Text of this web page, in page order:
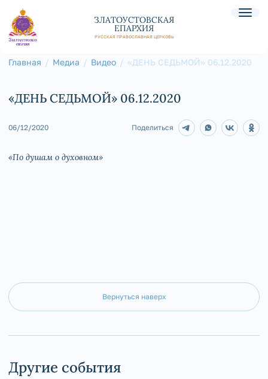
ЗЛАТОУСТОВСКАЯ
ЕПАРХИЯ
РУССКАЯ ПРАВОСЛАВНАЯ ЦЕРКОВЬ
Главная Медиа Видео «ДЕНЬ СЕДЬМОЙ» 06.12.2020
«ДЕНЬ СЕДЬМОЙ» 06.12.2020
06/12/2020 Поделиться
«По душам о духовном»
Вернуться наверх
Другие события